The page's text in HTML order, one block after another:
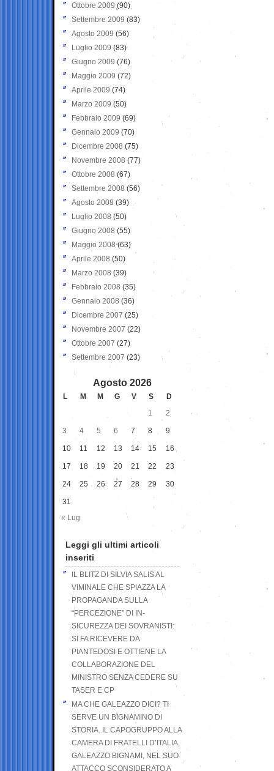
Ottobre 2009 (90)
Settembre 2009 (83)
Agosto 2009 (56)
Luglio 2009 (83)
Giugno 2009 (76)
Maggio 2009 (72)
Aprile 2009 (74)
Marzo 2009 (50)
Febbraio 2009 (69)
Gennaio 2009 (70)
Dicembre 2008 (75)
Novembre 2008 (77)
Ottobre 2008 (67)
Settembre 2008 (56)
Agosto 2008 (39)
Luglio 2008 (50)
Giugno 2008 (55)
Maggio 2008(63)
Aprile 2008 (50)
Marzo 2008 (39)
Febbraio 2008 (35)
Gennaio 2008 (36)
Dicembre 2007 (25)
Novembre 2007 (22)
Ottobre 2007 (27)
Settembre 2007 (23)
Agosto 2026
L M M G V S
D
1
2
3 4 5 6 7 8 9
10 11 12 13 14 15 16
17 18 19 20 21 22 23
24 25 26 27 28 29 30
31
« Lug
Leggi gli ultimi articoli
inseriti
IL BLITZ DI SILVIA SALIS AL
VIMINALE CHE SPIAZZA LA
PROPAGANDA SULLA
“PERCEZIONE” DI IN-
SICUREZZA DEI SOVRANISTI:
SI FA RICEVERE DA
PIANTEDOSI E OTTIENE LA
COLLABORAZIONE DEL
MINISTRO SENZA CEDERE SU
TASER E CP
MA CHE GALEAZZO DICI? TI
SERVE UN BIGNAMINO DI
STORIA. IL CAPOGRUPPO ALLA
CAMERA DI FRATELLI D’ITALIA,
GALEAZZO BIGNAMI, NEL SUO
ATTACCO SCONSIDERATO A